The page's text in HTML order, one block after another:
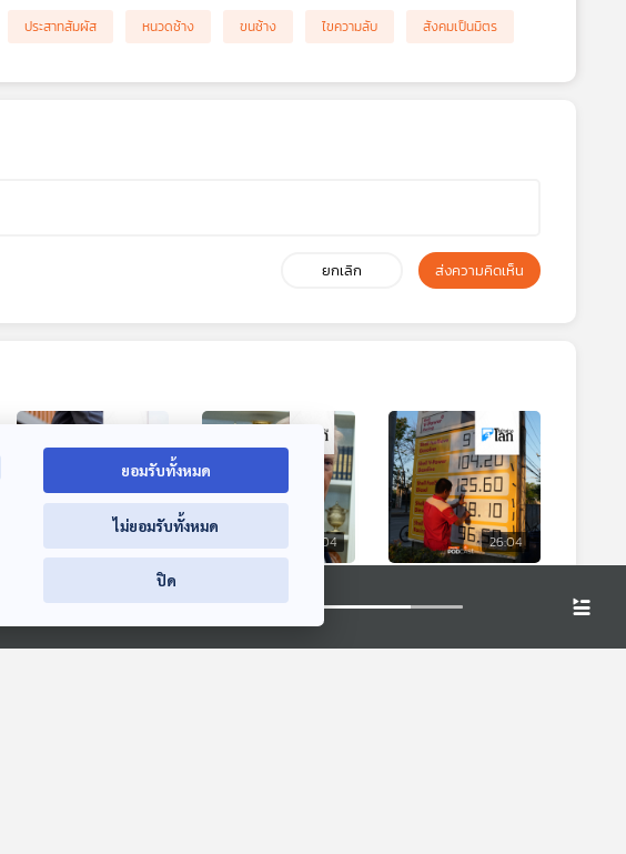
ประสาทสัมผัส หนวดช้าง ขนช้าง ไขความลับ สังคมเป็นมิตร
ยกเลิก ส่งความคิดเห็น
ชาวอเมริกันเผยออก
หน้าต่างโลก
26:04
ตะวันออกกลางฉุด
หน้าต่างโลก
26:04
วิกฤตพลังงาน
หน้าต่างโลก
00:00:00
ยอมรับทั้งหมด
ไม่ยอมรับทั้งหมด
ปิด